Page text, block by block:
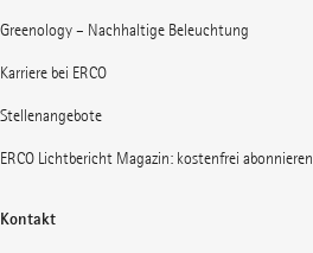
Greenology – Nachhaltige Beleuchtung
Karriere bei ERCO
Stellenangebote
ERCO Lichtbericht Magazin: kostenfrei abonnieren
Kontakt